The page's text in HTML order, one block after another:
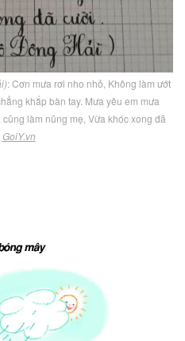
: Cơn mưa rơi nho nhỏ, Không làm ướt
khắp bàn tay. Mưa yêu em mưa
làm nũng mẹ, Vừa khóc xong đã
GoiY.vn